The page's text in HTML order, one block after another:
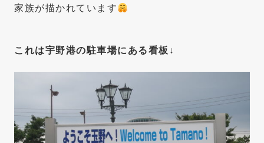
家族が描かれています
これは宇野港の駐車場にある看板↓